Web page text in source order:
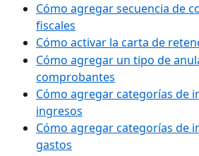
Cómo agregar secuencia de
fiscales
Cómo activar la carta de
Cómo agregar un tipo de
comprobantes
Cómo agregar categorías de
ingresos
Cómo agregar categorías de
gastos